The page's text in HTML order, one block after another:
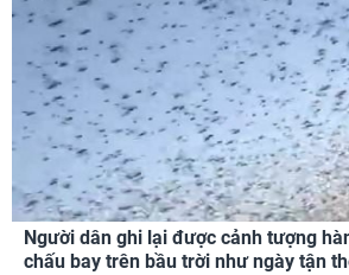
Người dân ghi lại được cảnh tượng
chấu bay trên bầu trời như ngày tận